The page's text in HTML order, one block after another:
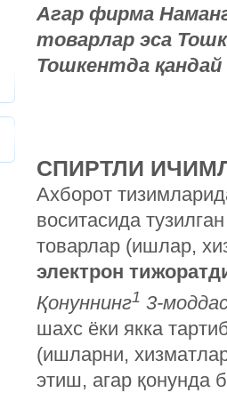
Агар фирма
товарлар эса
Тошкентда
СПИРТЛИ
Ахборот
воситасида
товарлар (ишлар,
электрон
Қонуннинг1 3-
шахс ёки якка
(ишларни,
этиш, агар қонунда